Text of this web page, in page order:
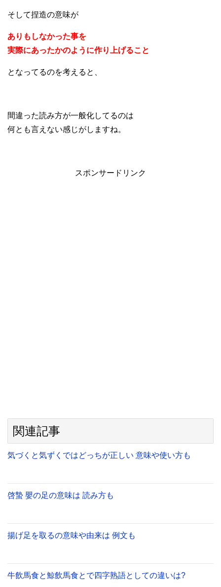
そして捏造の意味が
ありもしなかった事を
実際にあったかのように作り上げること
となってるのを考えると、
間違った読み方が一般化してるのは
何とも言えない感じがしますね。
スポンサードリンク
関連記事
気づくと気ずくではどっちが正しい 意味や使い方も
啓蟄 嬰の足の意味は 読み方も
揚げ足を取るの意味や由来は 例文も
牛飲馬食と鯨飲馬食とで四字熟語としての違いは?